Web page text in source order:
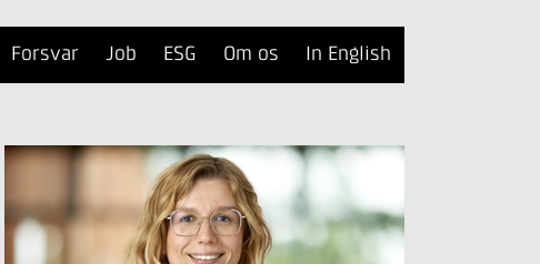
Forsvar Job ESG Om os In English